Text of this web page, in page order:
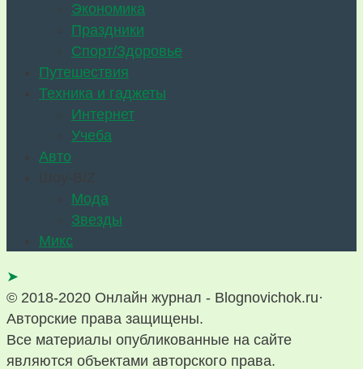
Экономика
Праздники
Спорт/Здоровье
Путешествия
Техника и гаджеты
Интернет
Учеба
Авто
Мода
Звезды
Микс
➤
© 2018-2020 Онлайн журнал - Blognovichok.ru·
Авторские права защищены.
Все материалы опубликованные на сайте
являются объектами авторского права.